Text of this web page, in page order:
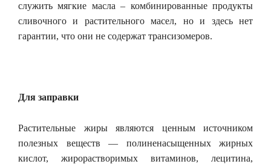
служить мягкие масла – комбинированные продукты
сливочного и растительного масел, но и здесь нет
гарантии, что они не содержат трансизомеров.
Для заправки
Растительные жиры являются ценным источником
полезных веществ — полиненасыщенных жирных
кислот, жирорастворимых витаминов, лецитина,